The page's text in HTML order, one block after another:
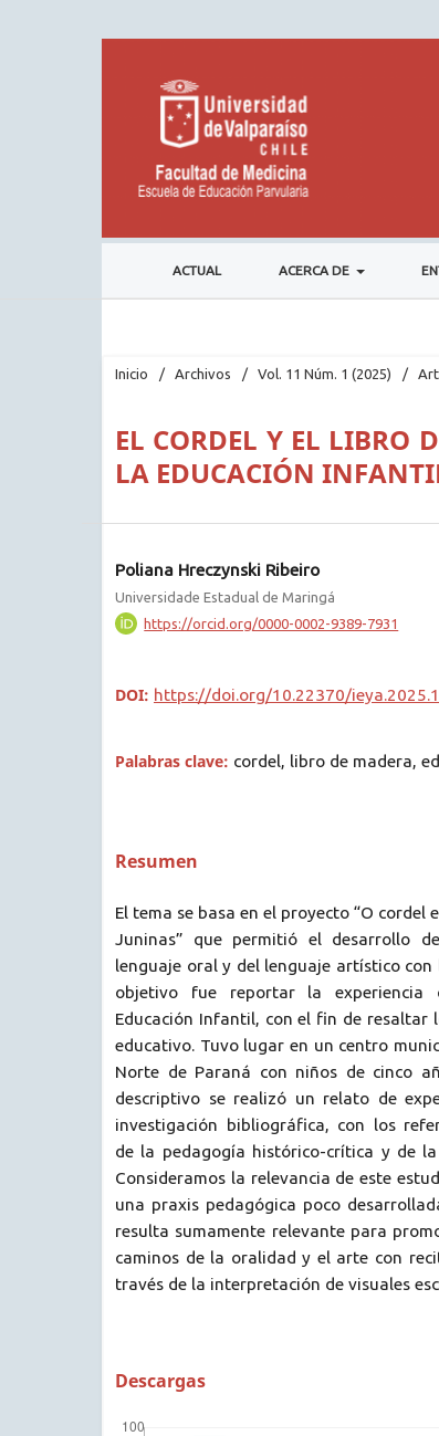
ACTUAL ACERCA DE
Inicio / Archivos / Vol. 11 Núm. 1 (2025) /
EL CORDEL Y EL LIBRO
LA EDUCACIÓN
Poliana Hreczynski Ribeiro
Universidade Estadual de Maringá
https://orcid.org/0000-0002-9389-7931
DOI: https://doi.org/10.22370/
Palabras clave: cordel, libro de madera,
Resumen
El tema se basa en el proyecto “O cordel
Juninas” que permitió el desarrollo
lenguaje oral y del lenguaje artístico con
objetivo fue reportar la
Educación Infantil, con el fin de resaltar
educativo. Tuvo lugar en un centro
Norte de Paraná con niños de cinco
descriptivo se realizó un relato de
investigación bibliográfica, con los
de la pedagogía histórico-crítica y de
Consideramos la relevancia de este
una praxis pedagógica poco
resulta sumamente relevante para
caminos de la oralidad y el arte con
través de la interpretación de visuales
Descargas